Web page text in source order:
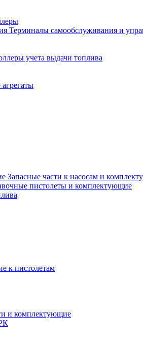
Терминалы самообслуживания и
учета выдачи топлива
Запасные части к насосам и
пистолеты и комплектующие
к пистолетам
и комплектующие